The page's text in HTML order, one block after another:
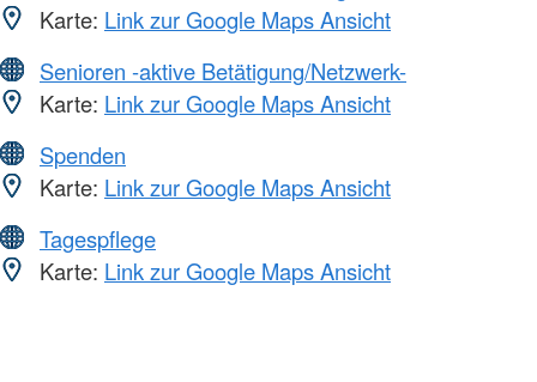
Karte: Link zur Google Maps Ansicht
Senioren -aktive Betätigung/Netzwerk-
Karte: Link zur Google Maps Ansicht
Spenden
Karte: Link zur Google Maps Ansicht
Tagespflege
Karte: Link zur Google Maps Ansicht